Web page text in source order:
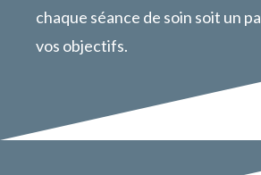
chaque séance de soin soit un
vos objectifs.